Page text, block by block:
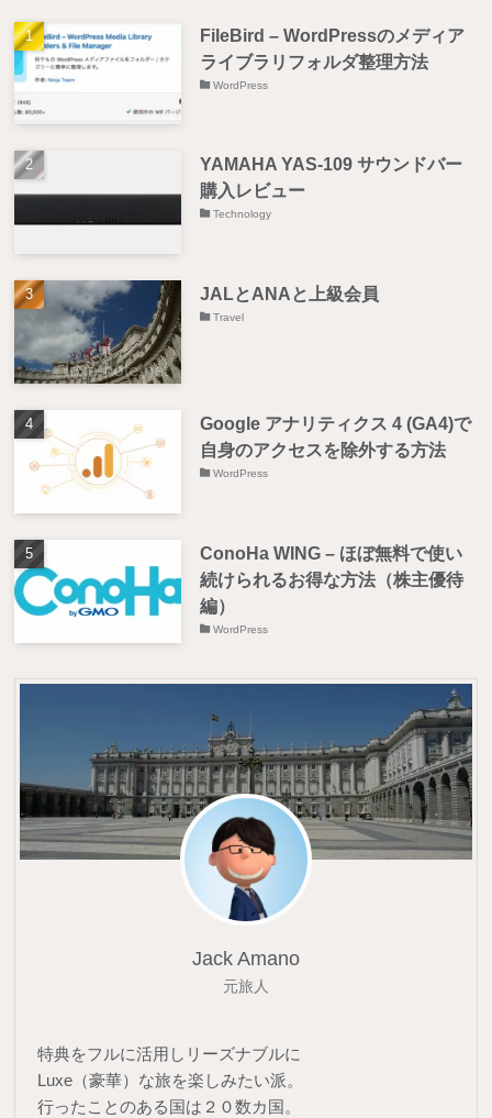
FileBird – WordPressのメディア
ライブラリフォルダ整理方法
WordPress
YAMAHA YAS-109 サウンドバー
購入レビュー
Technology
JALとANAと上級会員
Travel
Google アナリティクス 4 (GA4)で
自身のアクセスを除外する方法
WordPress
ConoHa WING – ほぼ無料で使い
続けられるお得な方法（株主優待
編）
WordPress
Jack Amano
元旅人
特典をフルに活用しリーズナブルに
Luxe（豪華）な旅を楽しみたい派。
行ったことのある国は２０数カ国。